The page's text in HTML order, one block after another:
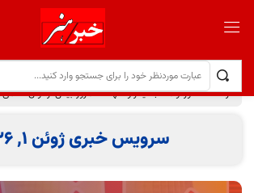
سرویس خبری ژوئن 1, 2026